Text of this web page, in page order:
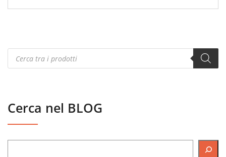
Products
search
Cerca nel BLOG